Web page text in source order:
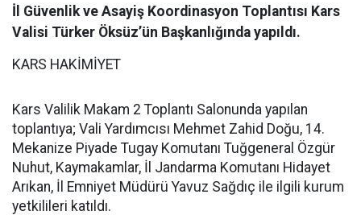
İl Güvenlik ve Asayiş Koordinasyon Toplantısı Kars
Valisi Türker Öksüz’ün Başkanlığında yapıldı.
KARS HAKİMİYET
Kars Valilik Makam 2 Toplantı Salonunda yapılan
toplantıya; Vali Yardımcısı Mehmet Zahid Doğu, 14.
Mekanize Piyade Tugay Komutanı Tuğgeneral Özgür
Nuhut, Kaymakamlar, İl Jandarma Komutanı Hidayet
Arıkan, İl Emniyet Müdürü Yavuz Sağdıç ile ilgili kurum
yetkilileri katıldı.